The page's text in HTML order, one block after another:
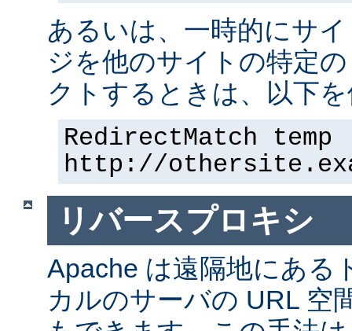
あるいは、一時的にサ
ジを他のサイトの特定
クトするときは、以下
RedirectMatch
http://
リバースプロキシ
Apache は遠隔地にある
カルのサーバの URL 空